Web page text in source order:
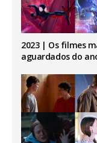
2023 | Os filmes
aguardados do